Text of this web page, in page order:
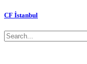
CF İstanbul